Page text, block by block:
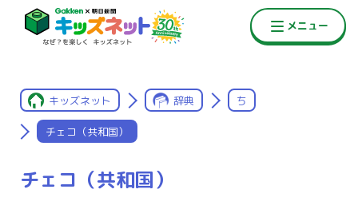
キッズネット 辞典 ち
チェコ（共和国）
チェコ（共和国）